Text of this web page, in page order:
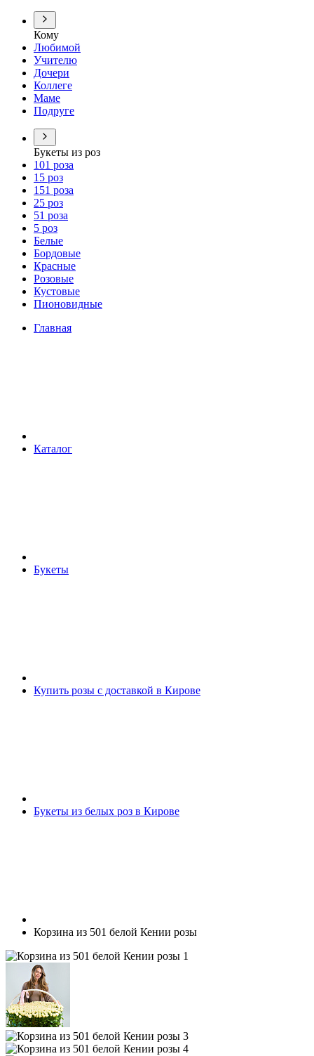
Кому
Любимой
Учителю
Дочери
Коллеге
Маме
Подруге
Букеты из роз
101 роза
15 роз
151 роза
25 роз
51 роза
5 роз
Белые
Бордовые
Красные
Розовые
Кустовые
Пионовидные
Главная
Каталог
Букеты
Купить розы с доставкой в Кирове
Букеты из белых роз в Кирове
Корзина из 501 белой Кении розы